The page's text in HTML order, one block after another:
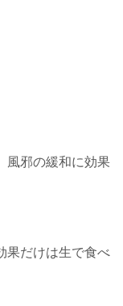
風邪の緩和に効果
果だけは生で食べ